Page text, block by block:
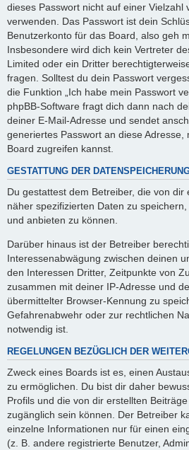
dieses Passwort nicht auf einer Vielzahl
verwenden. Das Passwort ist dein
Benutzerkonto für das Board, also geh
Insbesondere wird dich kein Vertreter
Limited oder ein Dritter
fragen. Solltest du dein Passwort
die Funktion „Ich habe mein Passwort
phpBB-Software fragt dich dann nach
deiner E-Mail-Adresse und sendet
generiertes Passwort an diese
Board zugreifen kannst.
GESTATTUNG DER
Du gestattest dem Betreiber, die von dir
näher spezifizierten Daten zu
und anbieten zu können.
Darüber hinaus ist der Betreiber
Interessenabwägung zwischen deinen
den Interessen Dritter, Zeitpunkte von
zusammen mit deiner IP-Adresse und
übermittelter Browser-Kennung zu
Gefahrenabwehr oder zur rechtlichen
notwendig ist.
REGELUNGEN BEZÜGLICH DER
Zweck eines Boards ist es, einen
zu ermöglichen. Du bist dir daher
Profils und die von dir erstellten
zugänglich sein können. Der Betreiber
einzelne Informationen nur für einen
(z. B. andere registrierte Benutzer,